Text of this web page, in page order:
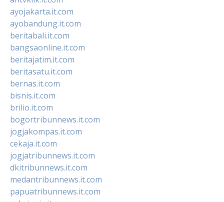
ayojakarta.it.com
ayobandung.it.com
beritabali.it.com
bangsaonline.it.com
beritajatim.it.com
beritasatu.it.com
bernas.it.com
bisnis.it.com
brilio.it.com
bogortribunnews.it.com
jogjakompas.it.com
cekaja.it.com
jogjatribunnews.it.com
dkitribunnews.it.com
medantribunnews.it.com
papuatribunnews.it.com